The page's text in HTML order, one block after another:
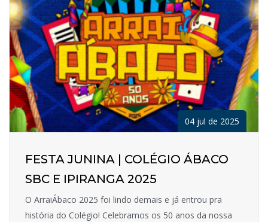
04 jul de 2025
FESTA JUNINA | COLÉGIO ÁBACO
SBC E IPIRANGA 2025
O ArraiÁbaco 2025 foi lindo demais e já entrou pra
história do Colégio! Celebramos os 50 anos da nossa